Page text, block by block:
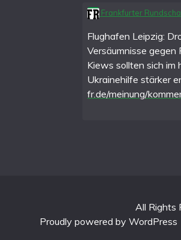
Frankfurter
Flughafen Leipzig:
Versäumnisse gegen
Kiews sollten sich im
Ukrainehilfe stärker
fr.de/meinung/
All Rights
Proudly powered by WordPress